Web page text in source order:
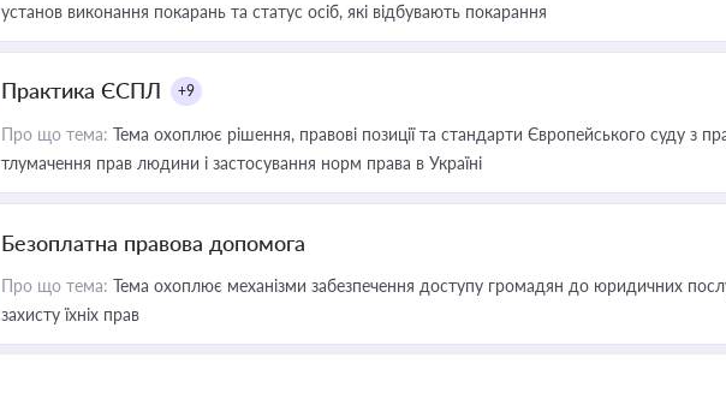
установ виконання покарань та статус осіб, які відбувають покарання
Практика ЄСПЛ +9
Про що тема: Тема охоплює рішення, правові позиції та стандарти Європейського суду з
тлумачення прав людини і застосування норм права в Україні
Безоплатна правова допомога
Про що тема: Тема охоплює механізми забезпечення доступу громадян до юридичних
захисту їхніх прав